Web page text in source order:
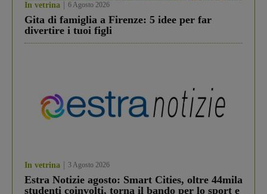
In vetrina 6 Agosto 2026
Gita di famiglia a Firenze: 5 idee per far
divertire i tuoi figli
In vetrina 3 Agosto 2026
Estra Notizie agosto: Smart Cities, oltre 44mila
studenti coinvolti, torna il bando per lo sport e